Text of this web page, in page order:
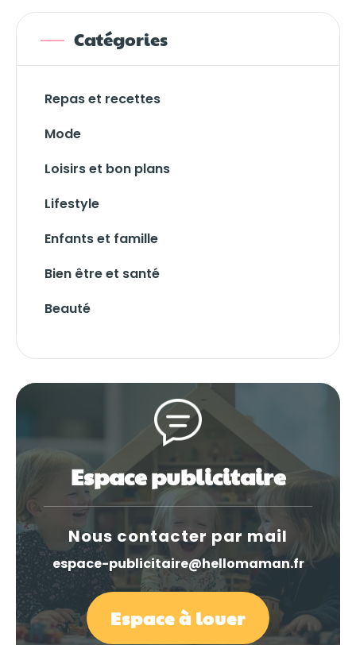
Catégories
Repas et recettes
Mode
Loisirs et bon plans
Lifestyle
Enfants et famille
Bien être et santé
Beauté
Espace publicitaire
Nous contacter par mail
espace-publicitaire@hellomaman.fr
Espace à louer